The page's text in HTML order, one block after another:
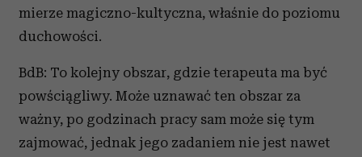
mierze magiczno-kultyczna, właśnie do poziomu
duchowości.
BdB: To kolejny obszar, gdzie terapeuta ma być
powściągliwy. Może uznawać ten obszar za
ważny, po godzinach pracy sam może się tym
zajmować, jednak jego zadaniem nie jest nawet